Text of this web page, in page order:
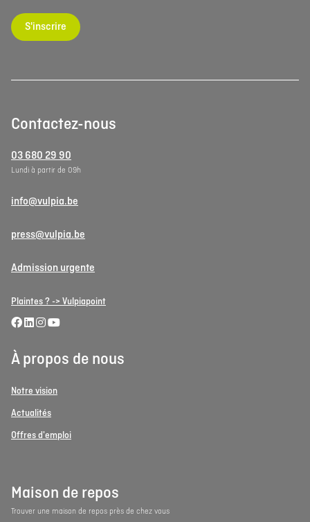
S'inscrire
Contactez-nous
03 680 29 90
Lundi à partir de 09h
info@vulpia.be
press@vulpia.be
Admission urgente
Plaintes ? -> Vulpiapoint
À propos de nous
Notre vision
Actualités
Offres d'emploi
Maison de repos
Trouver une maison de repos près de chez vous